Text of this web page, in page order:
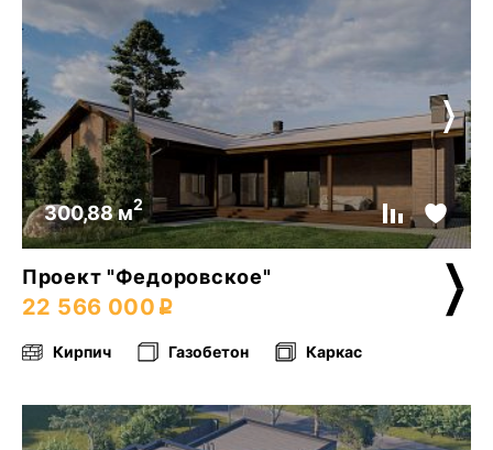
300,88 м2
Проект "Федоровское"
22 566 000
Кирпич Газобетон Каркас